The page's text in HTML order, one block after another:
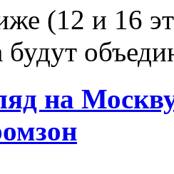
(12 и 16
будут
на